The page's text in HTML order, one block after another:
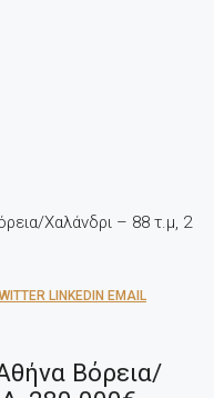
Χαλάνδρι – 88 τ.μ, 2
LINKEDIN EMAIL
Βόρεια/